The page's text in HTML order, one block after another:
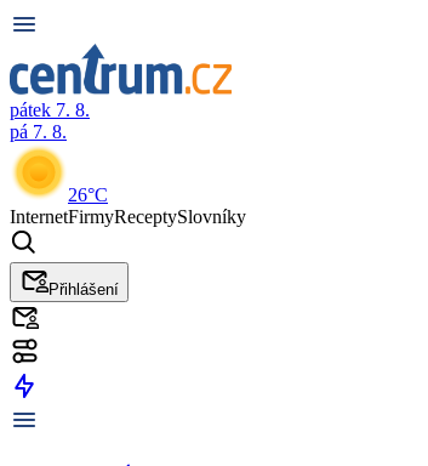
pátek 7. 8.
pá 7. 8.
26°C
InternetFirmyReceptySlovníky
Přihlášení